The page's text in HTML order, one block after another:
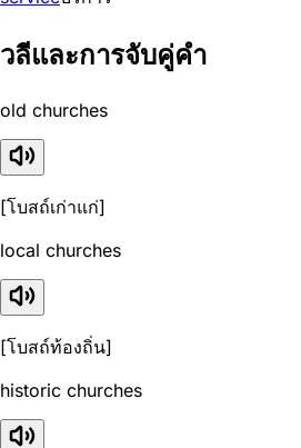
วลีและการจับคู่คำ
old churches
[โบสถ์เก่าแก่]
local churches
[โบสถ์ท้องถิ่น]
historic churches